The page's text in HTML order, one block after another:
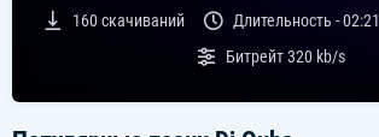
160скачиваний Длительность -02:21
Битрейт320 kb/s